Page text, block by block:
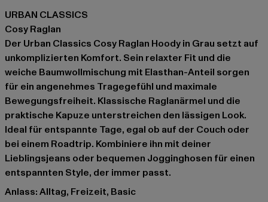
URBAN CLASSICS
Cosy Raglan
Der Urban Classics Cosy Raglan Hoody in Grau setzt auf
unkomplizierten Komfort. Sein relaxter Fit und die
weiche Baumwollmischung mit Elasthan-Anteil sorgen
für ein angenehmes Tragegefühl und maximale
Bewegungsfreiheit. Klassische Raglanärmel und die
praktische Kapuze unterstreichen den lässigen Look.
Ideal für entspannte Tage, egal ob auf der Couch oder
bei einem Roadtrip. Kombiniere ihn mit deiner
Lieblingsjeans oder bequemen Jogginghosen für einen
entspannten Style, der immer passt.
Anlass: Alltag, Freizeit, Basic